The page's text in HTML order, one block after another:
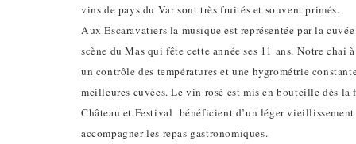
vins de pays du Var sont très fruités et souvent primés.
Aux Escaravatiers la musique est représentée par la
scène du Mas qui fête cette année ses 11 ans. Notre chai
un contrôle des températures et une hygrométrie
meilleures cuvées. Le vin rosé est mis en bouteille dès
Château et Festival bénéficient d’un léger
accompagner les repas gastronomiques.